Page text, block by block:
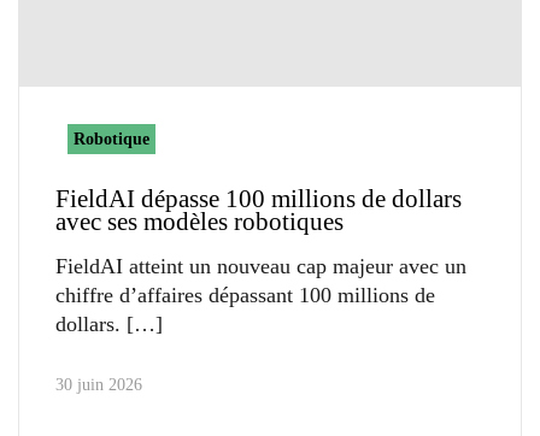
Robotique
FieldAI dépasse 100 millions de dollars
avec ses modèles robotiques
FieldAI atteint un nouveau cap majeur avec un
chiffre d’affaires dépassant 100 millions de
dollars.
30 juin 2026